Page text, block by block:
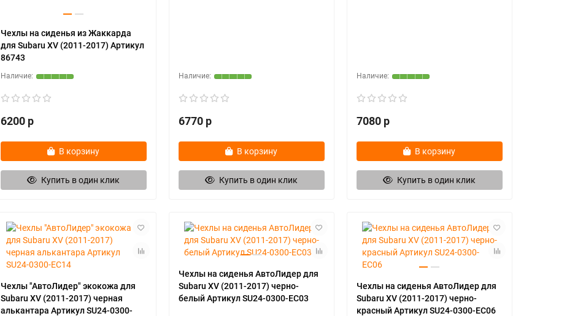
Чехлы на сиденья из Жаккарда
для Subaru XV (2011-2017) Артикул
86743
6200 р
В корзину
Купить в один клик
6770 р
В корзину
Купить в один клик
7080 р
В корзину
Купить в один клик
Чехлы "АвтоЛидер" экокожа для
Subaru XV (2011-2017) черная
алькантара Артикул SU24-0300-
Чехлы на сиденья АвтоЛидер для
Subaru XV (2011-2017) черно-
белый Артикул SU24-0300-EC03
Чехлы на сиденья АвтоЛидер для
Subaru XV (2011-2017) черно-
красный Артикул SU24-0300-EC06